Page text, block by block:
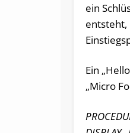
ein
entsteht,
Ein
„Micro